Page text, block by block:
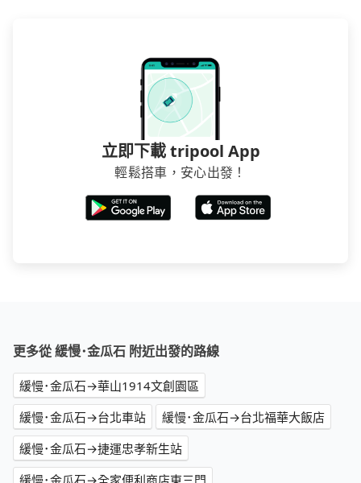
立即下載 tripool App
輕鬆搭車，安心出發！
更多從 緩慢･金瓜石 附近出發的路線
緩慢･金瓜石→華山1914文創園區
緩慢･金瓜石→台北車站
緩慢･金瓜石→台北福華大飯店
緩慢･金瓜石→捷運忠孝新生站